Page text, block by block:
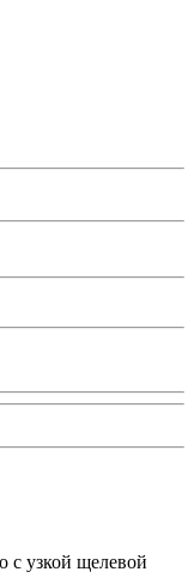
с узкой щелевой